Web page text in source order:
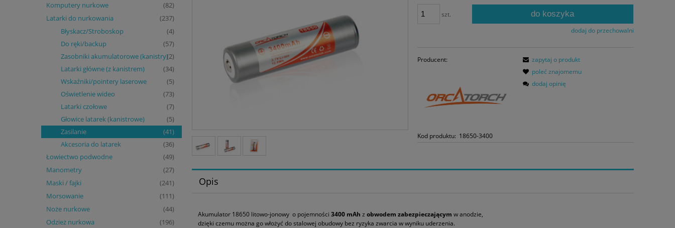
Komputery nurkowe (82)
Latarki do nurkowania (237)
Błyskacz/Stroboskop (4)
Do ręki/backup (57)
Zasobniki akumulatorowe (kanistry)(2)
Latarki główne (z kanistrem) (34)
Wskaźniki/pointery laserowe (5)
Oświetlenie wideo (73)
Latarki czołowe (7)
Głowice latarek (kanistrowe) (5)
Zasilanie (41)
Akcesoria do latarek (36)
Łowiectwo podwodne (49)
Manometry (27)
Maski / fajki (241)
Morsowanie (111)
Noże nurkowe (44)
Odzież nurkowa (196)
szt. do koszyka
dodaj do przechowalni
Producent:
Kod produktu: 18650-3400
zapytaj o produkt
poleć znajomemu
dodaj opinię
Opis
Akumulator 18650 litowo-jonowy o pojemności 3400 mAh z obwodem zabezpieczającym w anodzie,
dzięki czemu można go włożyć do stalowej obudowy bez ryzyka zwarcia w wyniku uderzenia.